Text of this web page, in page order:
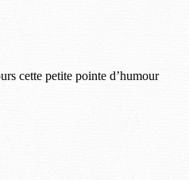
cette petite pointe d’humour